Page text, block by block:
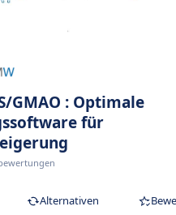
GMAO : Optimale
für
Alternativen